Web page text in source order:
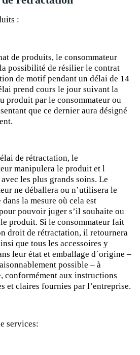
:
de produits, le consommateur
possibilité de résilier le contrat
de motif pendant un délai de 14
prend cours le jour suivant la
produit par le consommateur ou
que ce dernier aura désigné
de rétractation, le
manipulera le produit et l
avec les plus grands soins. Le
ne déballera ou n’utilisera le
la mesure où cela est
pouvoir juger s’il souhaite ou
produit. Si le consommateur fait
droit de rétractation, il retournera
que tous les accessoires y
leur état et emballage d´origine –
possible – à
conformément aux instructions
et claires fournies par l’entreprise.
services: